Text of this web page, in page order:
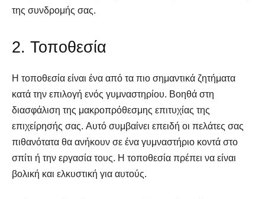
της συνδρομής σας.
2. Τοποθεσία
Η τοποθεσία είναι ένα από τα πιο σημαντικά ζητήματα
κατά την επιλογή ενός γυμναστηρίου. Βοηθά στη
διασφάλιση της μακροπρόθεσμης επιτυχίας της
επιχείρησής σας. Αυτό συμβαίνει επειδή οι πελάτες σας
πιθανότατα θα ανήκουν σε ένα γυμναστήριο κοντά στο
σπίτι ή την εργασία τους. Η τοποθεσία πρέπει να είναι
βολική και ελκυστική για αυτούς.